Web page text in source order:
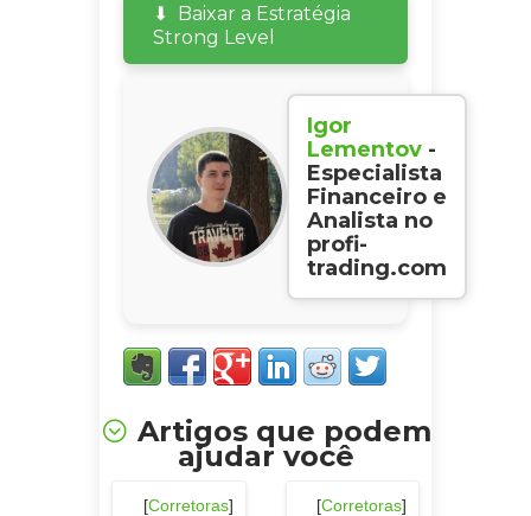
Baixar a Estratégia
Strong Level
Igor
Lementov -
Especialista
Financeiro e
Analista no
profi-
trading.com
Artigos que podem
ajudar você
[Corretoras] [Corretoras]